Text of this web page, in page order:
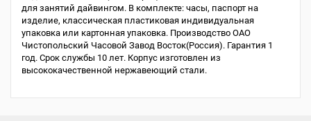
для занятий дайвингом. В комплекте: часы, паспорт на
изделие, классическая пластиковая индивидуальная
упаковка или картонная упаковка. Производство ОАО
Чистопольский Часовой Завод Восток(Россия). Гарантия 1
год. Срок службы 10 лет. Корпус изготовлен из
высококачественной нержавеющий стали.